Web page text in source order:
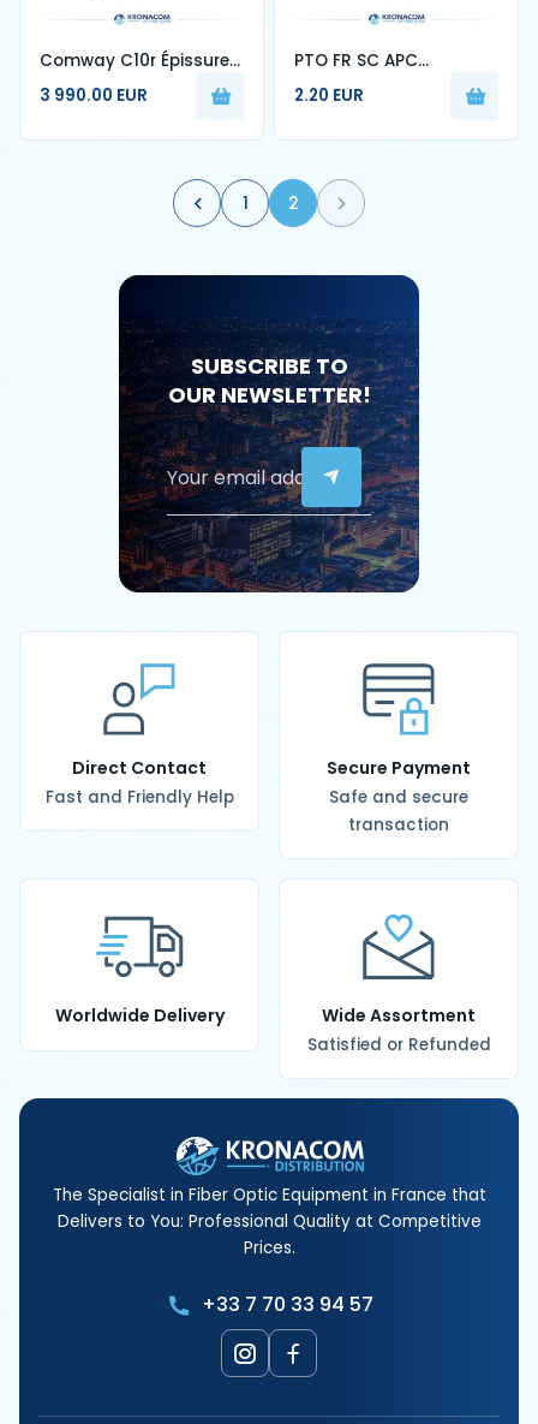
Comway C10r Épissure
de fibre optique à
ruban pour 1-12 cœurs
automatique 70r 88r
3 990.00 EUR
PTO FR SC APC
monomode pour
français FTTH prise
sans logo 10-80 pièces
2.20 EUR
1 2
SUBSCRIBE TO
OUR NEWSLETTER!
Direct Contact
Fast and Friendly Help
Secure Payment
Safe and secure
transaction
Worldwide Delivery Wide Assortment
Satisfied or Refunded
The Specialist in Fiber Optic Equipment in France that
Delivers to You: Professional Quality at Competitive
Prices.
+33 7 70 33 94 57